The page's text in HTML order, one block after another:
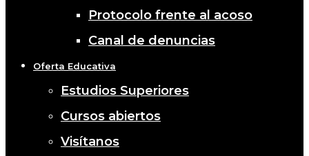
Protocolo frente al acoso
Canal de denuncias
Oferta Educativa
Estudios Superiores
Cursos abiertos
Visítanos